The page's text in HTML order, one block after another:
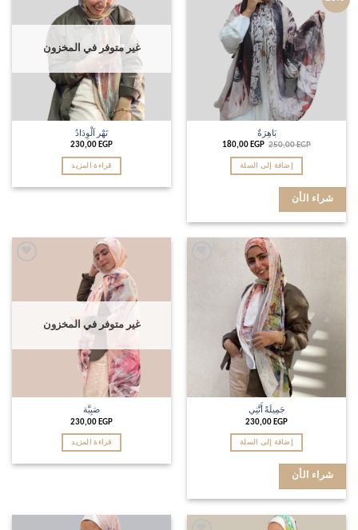
بَاهِرَةٌ
250,00EGP
180,00EGP
إضافة إلى السلة
شراء الأن
غير متوفر في المخزون
نَهْر اَلْوِدَادُ
230,00EGP
قراءة المزيد
جَمِيلَةً أَنَّتِي
230,00 EGP
إضافة إلى السلة
شراء الأن
غير متوفر في المخزون
صَبِيَّة
230,00 EGP
قراءة المزيد